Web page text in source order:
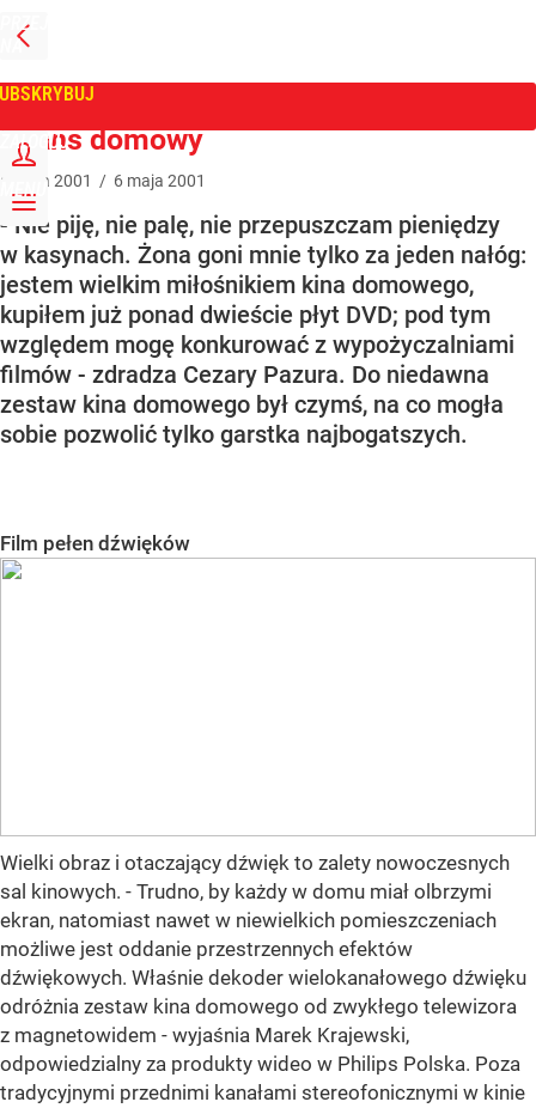
PRZEJDŹ
NA
GŁÓWNĄ
ZALOGUJ
MENU
Tygodnik Wprost
Seans domowy
6 maja 2001 / 6 maja 2001
- Nie piję, nie palę, nie przepuszczam pieniędzy
w kasynach. Żona goni mnie tylko za jeden nałóg:
jestem wielkim miłośnikiem kina domowego,
kupiłem już ponad dwieście płyt DVD; pod tym
względem mogę konkurować z wypożyczalniami
filmów - zdradza Cezary Pazura. Do niedawna
zestaw kina domowego był czymś, na co mogła
sobie pozwolić tylko garstka najbogatszych.
Film pełen dźwięków
Wielki obraz i otaczający dźwięk to zalety nowoczesnych
sal kinowych. - Trudno, by każdy w domu miał olbrzymi
ekran, natomiast nawet w niewielkich pomieszczeniach
możliwe jest oddanie przestrzennych efektów
dźwiękowych. Właśnie dekoder wielokanałowego dźwięku
odróżnia zestaw kina domowego od zwykłego telewizora
z magnetowidem - wyjaśnia Marek Krajewski,
odpowiedzialny za produkty wideo w Philips Polska. Poza
tradycyjnymi przednimi kanałami stereofonicznymi w kinie